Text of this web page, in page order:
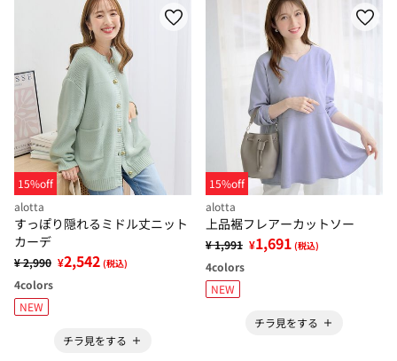
15%off
alotta
すっぽり隠れるミドル丈ニット
カーデ
¥ 2,990 ¥2,542 (税込)
4colors
NEW
チラ見をする
15%off
alotta
上品裾フレアーカットソー
¥ 1,991 ¥1,691 (税込)
4colors
NEW
チラ見をする